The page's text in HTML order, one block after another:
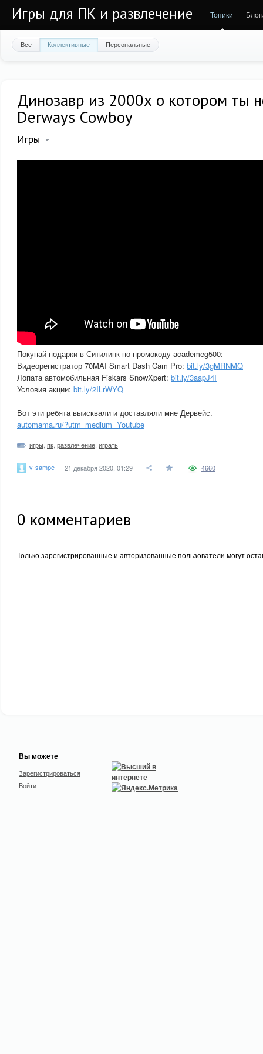
Игры для ПК и развлечение Топики
Все Коллективные Персональные
Динозавр из 2000х о котором ты
Derways Cowboy
Игры
Покупай подарки в Ситилинк по промокоду academeg500:
Видеорегистратор 70MAI Smart Dash Cam Pro: bit.ly/3gMRNMQ
Лопата автомобильная Fiskars SnowXpert: bit.ly/3aapJ4I
Условия акции: bit.ly/2ILrWYQ
Вот эти ребята выисквали и доставляли мне Дервейс.
automama.ru/?utm_medium=Youtube
игры пк развлечение играть
v-sampe 21 декабря 2020, 01:29 4660
0 комментариев
Только зарегистрированные и авторизованные пользователи могут
Вы можете
Зарегистрироваться
Войти